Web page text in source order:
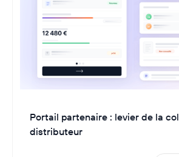
Portail partenaire : levier de la
distributeur